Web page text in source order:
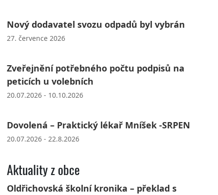
Nový dodavatel svozu odpadů byl vybrán
27. července 2026
Zveřejnění potřebného počtu podpisů na
peticích u volebních
20.07.2026 - 10.10.2026
Dovolená – Praktický lékař Mníšek -SRPEN
20.07.2026 - 22.8.2026
Aktuality z obce
Oldřichovská školní kronika – překlad s